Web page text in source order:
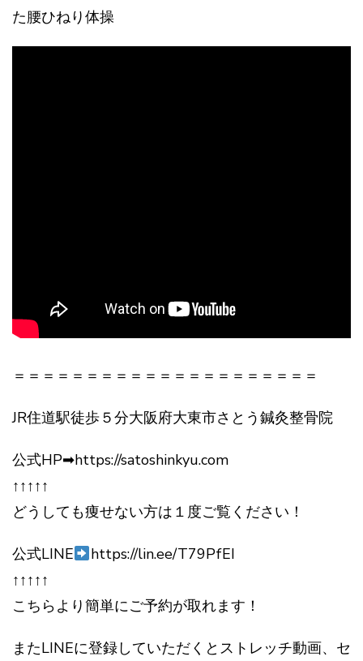
た腰ひねり体操
＝＝＝＝＝＝＝＝＝＝＝＝＝＝＝＝＝＝＝＝＝
JR住道駅徒歩５分大阪府大東市さとう鍼灸整骨院
公式HP➡https://satoshinkyu.com
↑↑↑↑↑
どうしても痩せない方は１度ご覧ください！
公式LINE
https://lin.ee/T79PfEI
↑↑↑↑↑
こちらより簡単にご予約が取れます！
またLINEに登録していただくとストレッチ動画、セ